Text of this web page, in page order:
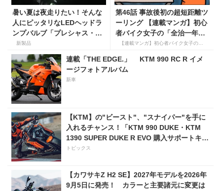
暑い夏は夜走りたい！そんな
人にピッタリなLEDヘッドラ
ンプバルブ「プレシャス・レ
イ ZX」が【デイトナ】から
登場
新製品
第46話 事故後初の超短距離ツ
ーリング 【連載マンガ】初心
者バイク女子の「全治一年」
から始める起死回生日記
【連載マンガ】初心者バイク女子の「全治一年」から始める起死回生日記
連載「THE EDGE.」 KTM 990 RC R イメ
ージフォトアルバム
新車
【KTM】の"ビースト"、"スナイパー"を手に
入れるチャンス！「KTM 990 DUKE・KTM
1390 SUPER DUKE R EVO 購入サポートキャ
ンペーン」
トピックス
【カワサキZ H2 SE】2027年モデルを2026年
9月5日に発売！ カラーと主要諸元に変更は